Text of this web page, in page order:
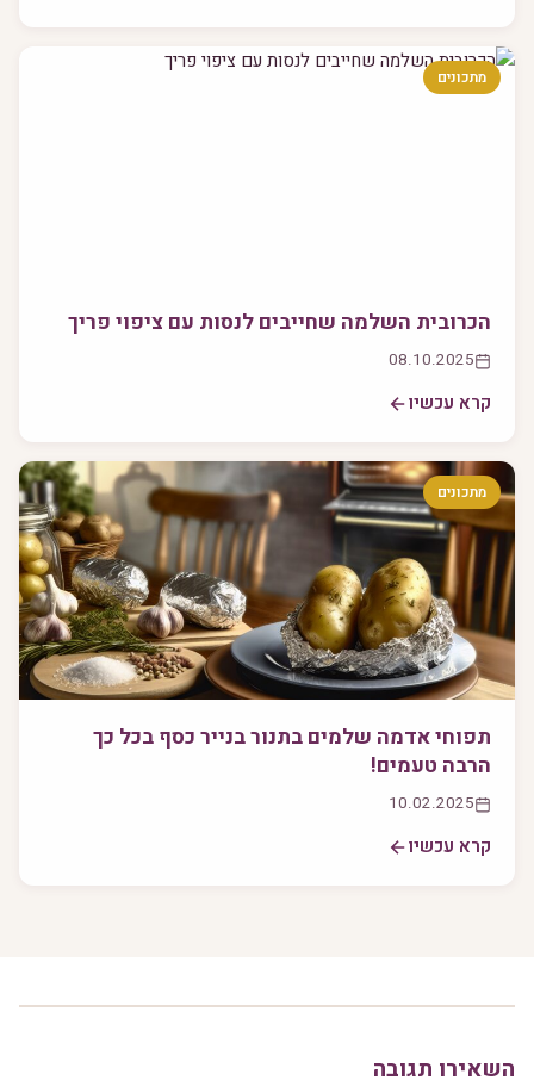
מתכונים
הכרובית השלמה שחייבים לנסות עם ציפוי פריך
08.10.2025
קרא עכשיו
מתכונים
תפוחי אדמה שלמים בתנור בנייר כסף בכל כך
הרבה טעמים!
10.02.2025
קרא עכשיו
השאירו תגובה